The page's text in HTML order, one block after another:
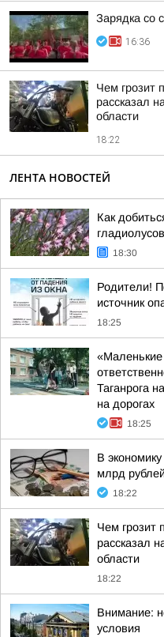
Зарядка со
16:36
Чем грозит
рассказал
области
18:22
ЛЕНТА НОВОСТЕЙ
Как
18:30
Родители!
источник
18:25
Таганрога
на дорогах
18:25
В
млрд
18:22
Чем грозит
рассказал
области
18:22
Внимание:
условия